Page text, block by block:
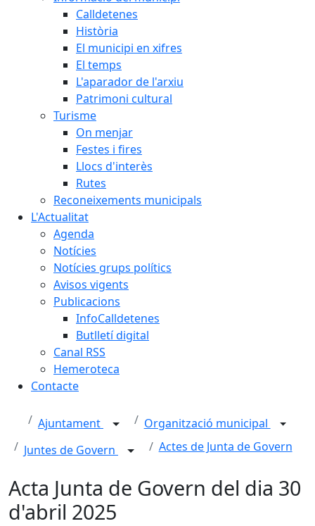
Calldetenes
Història
El municipi en xifres
El temps
L'aparador de l'arxiu
Patrimoni cultural
Turisme
On menjar
Festes i fires
Llocs d'interès
Rutes
Reconeixements municipals
L'Actualitat
Agenda
Notícies
Notícies grups polítics
Avisos vigents
Publicacions
InfoCalldetenes
Butlletí digital
Canal RSS
Hemeroteca
Contacte
Ajuntament
Organització municipal
Juntes de Govern
Actes de Junta de Govern
Acta Junta de Govern del dia 30
d'abril 2025